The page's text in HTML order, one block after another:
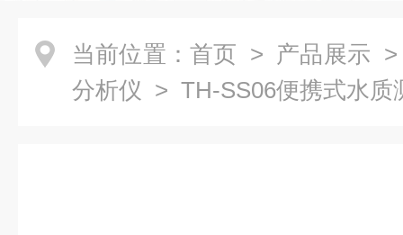
当前位置： 首页 > 产品展示
分析仪 > TH-SS06便携式水质